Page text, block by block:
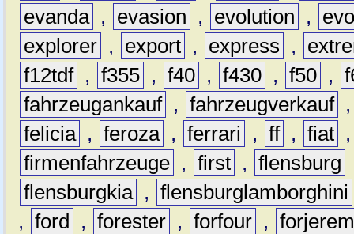
evanda , evasion , evolution ,
explorer , export , express ,
f12tdf , f355 , f40 , f430 , f50 ,
fahrzeugankauf , fahrzeugverkauf
felicia , feroza , ferrari , ff , fiat
firmenfahrzeuge , first , flensburg
flensburgkia , flensburglamborghini
, ford , forester , forfour ,